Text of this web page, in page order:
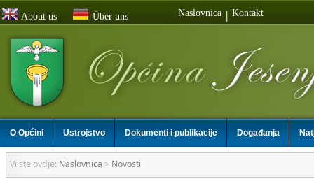
About us Über uns Naslovnica | Kontakt
O Općini Ustrojstvo Dokumenti i publikacije Događanja
Vi ste ovdje: Naslovnica > Novosti